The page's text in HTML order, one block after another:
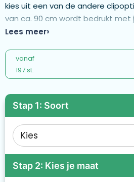
kies uit een van de andere
van ca. 90 cm wordt bedrukt met
logo‑ontwerpen aan één of beide
Lees meer
vanaf
197 st.
Stap 1: Soort
Stap 2: Kies je maat